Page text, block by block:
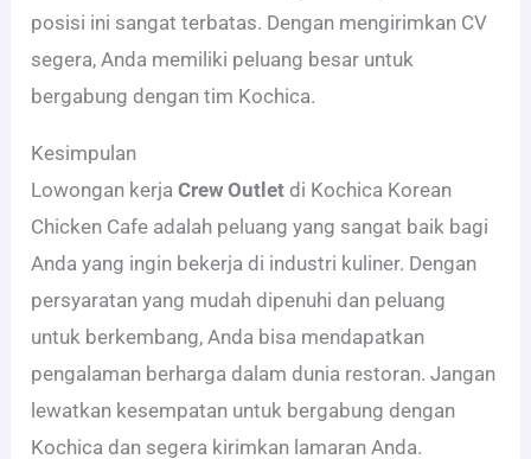
posisi ini sangat terbatas. Dengan mengirimkan CV
segera, Anda memiliki peluang besar untuk
bergabung dengan tim Kochica.
Kesimpulan
Lowongan kerjaCrew Outlet di Kochica Korean
Chicken Cafe adalah peluang yang sangat baik bagi
Anda yang ingin bekerja di industri kuliner. Dengan
persyaratan yang mudah dipenuhi dan peluang
untuk berkembang, Anda bisa mendapatkan
pengalaman berharga dalam dunia restoran. Jangan
lewatkan kesempatan untuk bergabung dengan
Kochica dan segera kirimkan lamaran Anda.